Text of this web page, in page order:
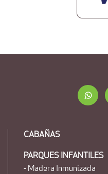
CABAÑAS
PARQUES INFANTILES
- Madera Inmunizada